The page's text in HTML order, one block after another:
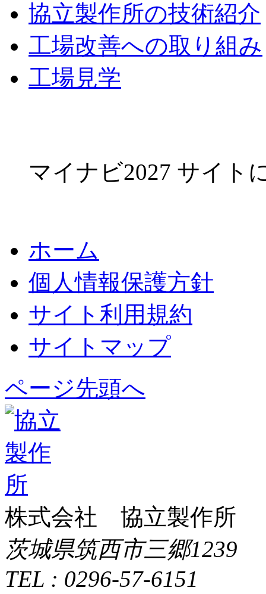
協立製作所の技術紹介
工場改善への取り組み
工場見学
マイナビ2027 サイト
ホーム
個人情報保護方針
サイト利用規約
サイトマップ
ページ先頭へ
株式会社 協立製作所
茨城県筑西市三郷1239
TEL : 0296-57-6151